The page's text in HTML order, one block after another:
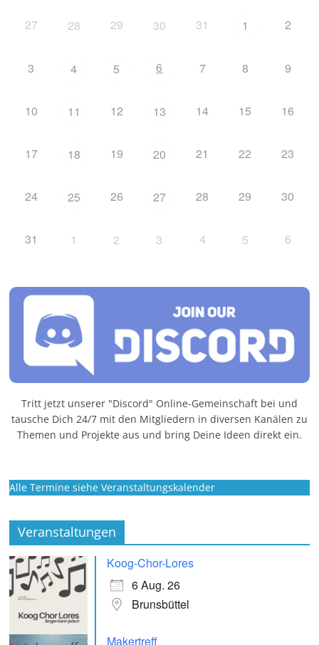
27 28 29 30 31 1 2
3 4 5 6 7 8 9
10 11 12 13 14 15 16
17 18 19 20 21 22 23
24 25 26 27 28 29 30
31 1 2 3 4 5 6
Tritt jetzt unserer "Discord" Online-Gemeinschaft bei und
tausche Dich 24/7 mit den Mitgliedern in diversen Kanälen zu
Themen und Projekte aus und bring Deine Ideen direkt ein.
Alle Termine siehe Veranstaltungskalender
Veranstaltungen
Koog-Chor-Lores
6 Aug. 26
Brunsbüttel
Makertreff